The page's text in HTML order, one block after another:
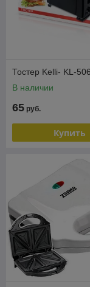
Тостер Kelli- KL-
В наличии
65 руб.
Купить